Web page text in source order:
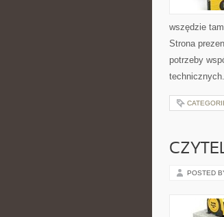
wszędzie
Strona
potrzeby
POSTED